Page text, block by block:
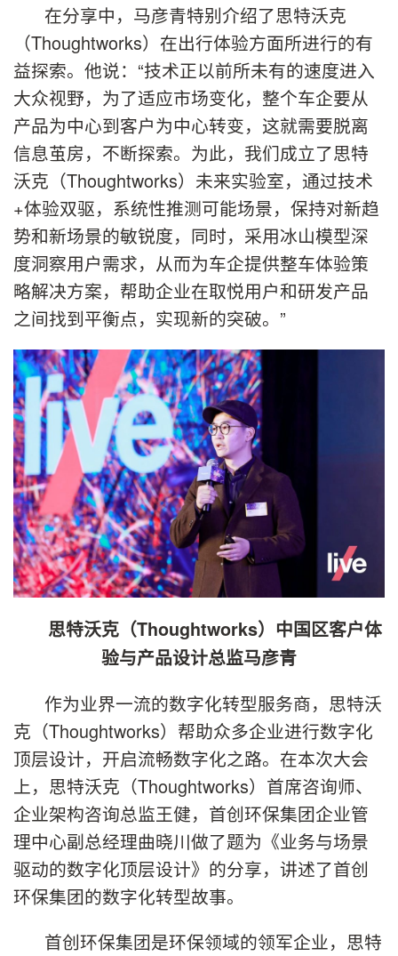
在分享中，马彦青特别介绍了思特沃克
（Thoughtworks）在出行体验方面所进行的有
益探索。他说：“技术正以前所未有的速度进入
大众视野，为了适应市场变化，整个车企要从
产品为中心到客户为中心转变，这就需要脱离
信息茧房，不断探索。为此，我们成立了思特
沃克（Thoughtworks）未来实验室，通过技术
+体验双驱，系统性推测可能场景，保持对新趋
势和新场景的敏锐度，同时，采用冰山模型深
度洞察用户需求，从而为车企提供整车体验策
略解决方案，帮助企业在取悦用户和研发产品
之间找到平衡点，实现新的突破。”
思特沃克（Thoughtworks）中国区客户体
验与产品设计总监马彦青
作为业界一流的数字化转型服务商，思特沃
克（Thoughtworks）帮助众多企业进行数字化
顶层设计，开启流畅数字化之路。在本次大会
上，思特沃克（Thoughtworks）首席咨询师、
企业架构咨询总监王健，首创环保集团企业管
理中心副总经理曲晓川做了题为《业务与场景
驱动的数字化顶层设计》的分享，讲述了首创
环保集团的数字化转型故事。
首创环保集团是环保领域的领军企业，思特